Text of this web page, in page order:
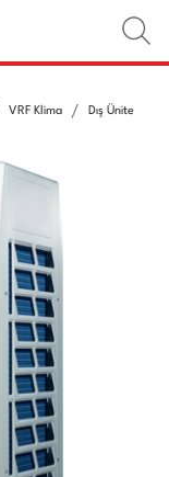
VRF Klima Dış Ünite